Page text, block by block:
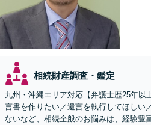
相続財産調査・鑑定
九州・沖縄エリア対応【弁護士歴25年以
言書を作りたい／遺言を執行してほしい
ないなど、相続全般のお悩みは、経験豊